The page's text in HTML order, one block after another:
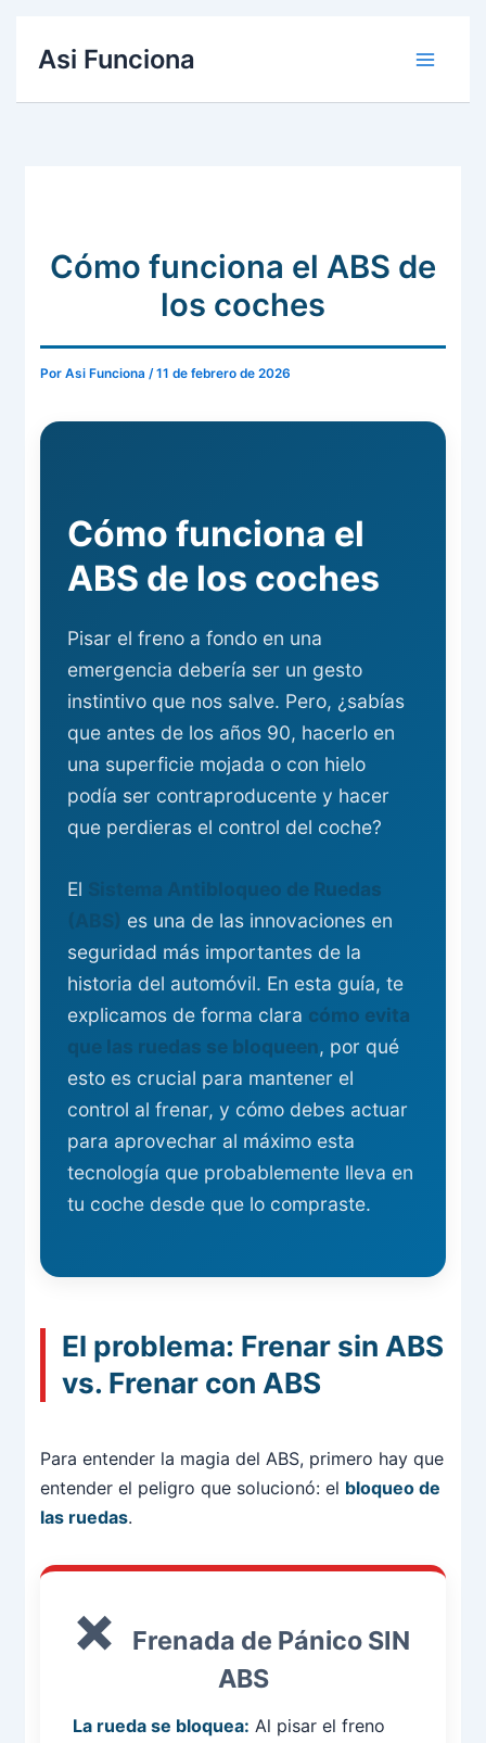
Asi Funciona
Cómo funciona el ABS de
los coches
PorAsi Funciona /11 de febrero de 2026
Cómo funciona el
ABS de los coches
Pisar el freno a fondo en una
emergencia debería ser un gesto
instintivo que nos salve. Pero, ¿sabías
que antes de los años 90, hacerlo en
una superficie mojada o con hielo
podía ser contraproducente y hacer
que perdieras el control del coche?
El
Sistema Antibloqueo de Ruedas
(ABS) es una de las innovaciones en
seguridad más importantes de la
historia del automóvil. En esta guía, te
explicamos de forma clara cómo evita
que las ruedas se bloqueen, por qué
esto es crucial para mantener el
control al frenar, y cómo debes actuar
para aprovechar al máximo esta
tecnología que probablemente lleva en
tu coche desde que lo compraste.
El problema: Frenar sin ABS
vs. Frenar con ABS
Para entender la magia del ABS, primero hay que
entender el peligro que solucionó: el bloqueo de
las ruedas.
Frenada de Pánico SIN
ABS
La rueda se bloquea: Al pisar el freno